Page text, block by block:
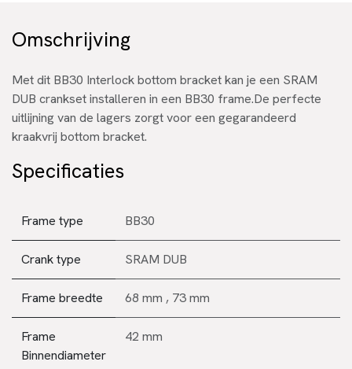
Omschrijving
Met dit BB30 Interlock bottom bracket kan je een SRAM
DUB crankset installeren in een BB30 frame.De perfecte
uitlijning van de lagers zorgt voor een gegarandeerd
kraakvrij bottom bracket.
Specificaties
Frame type BB30
Crank type SRAM DUB
Frame breedte 68 mm , 73 mm
Frame
Binnendiameter
42 mm